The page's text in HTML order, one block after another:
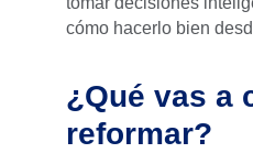
cómo hacerlo bien
¿Qué vas a
reformar?